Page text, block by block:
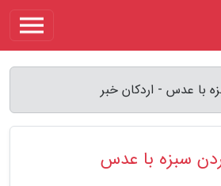
با عدس - اردکان خبر
سبزه با عدس